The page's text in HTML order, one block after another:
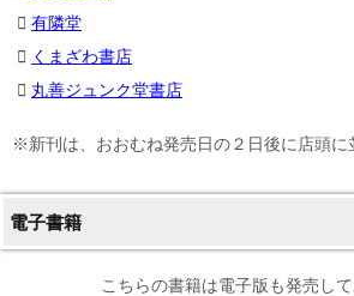
有隣堂
くまざわ書店
丸善ジュンク堂書店
※新刊は、おおむね発売日の２日後に店頭に
電子書籍
こちらの書籍は電子版も発売して